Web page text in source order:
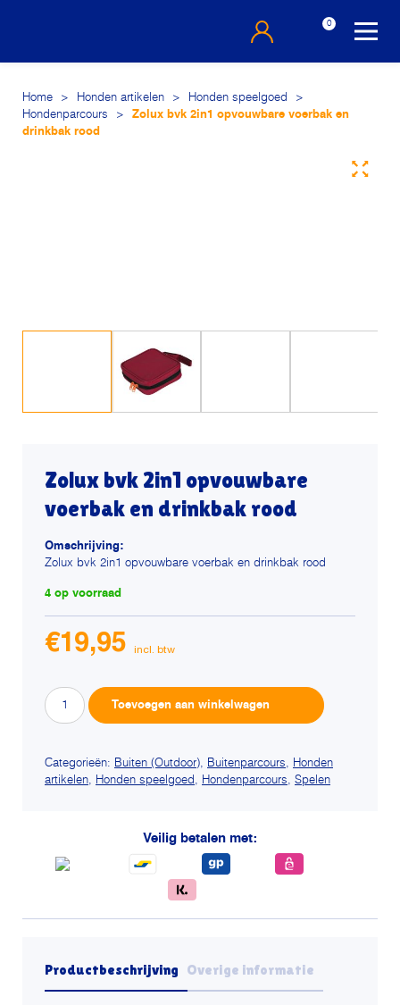
0
Home > Honden artikelen > Honden speelgoed
>
Hondenparcours
>
Zolux bvk 2in1 opvouwbare voerbak en
drinkbak rood
Zolux bvk 2in1 opvouwbare
voerbak en drinkbak rood
Omschrijving:
Zolux bvk 2in1 opvouwbare voerbak en drinkbak rood
4 op voorraad
€19,95
Zolux
bvk
opvouwbare
voerbak
aantal
Toevoegen aan winkelwagen
Categorieën: Buiten (Outdoor), Buitenparcours, Honden
artikelen, Honden speelgoed, Hondenparcours, Spelen
Veilig betalen met:
Productbeschrijving Overige informatie